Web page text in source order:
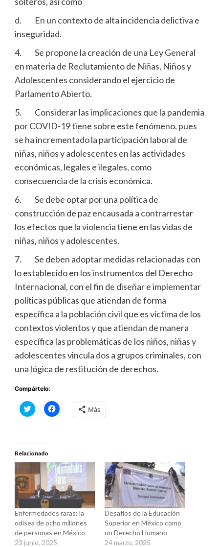
d. En un contexto de alta incidencia delictiva e
inseguridad.
4. Se propone la creación de una Ley General
en materia de Reclutamiento de Niñas, Niños y
Adolescentes considerando el ejercicio de
Parlamento Abierto.
5. Considerar las implicaciones que la pandemia
por COVID-19 tiene sobre este fenómeno, pues
se ha incrementado la participación laboral de
niñas, niños y adolescentes en las actividades
económicas, legales e ilegales, como
consecuencia de la crisis económica.
6. Se debe optar por una política de
construcción de paz encausada a contrarrestar
los efectos que la violencia tiene en las vidas de
niñas, niños y adolescentes.
7. Se deben adoptar medidas relacionadas con
lo establecido en los instrumentos del Derecho
Internacional, con el fin de diseñar e implementar
políticas públicas que atiendan de forma
específica a la población civil que es víctima de los
contextos violentos y que atiendan de manera
específica las problemáticas de los niños, niñas y
adolescentes vincula dos a grupos criminales, con
una lógica de restitución de derechos.
Compártelo:
Haz
clic
(Se
abre
en
una
ventana
nueva)
Haz
clic
una
ventana
nueva)
Más
Relacionado
Enfermedades raras: la
odisea de ocho millones
de personas en México
23 junio, 2025
Desafíos de la Educación
Superior en México como
un Derecho Humano
24 marzo, 2025